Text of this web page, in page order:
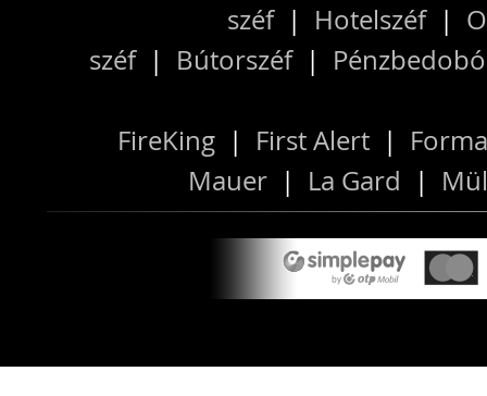
széf| Hotelszéf|
széf| Bútorszéf|
FireKing | First Alert |
Mauer | La Gard |